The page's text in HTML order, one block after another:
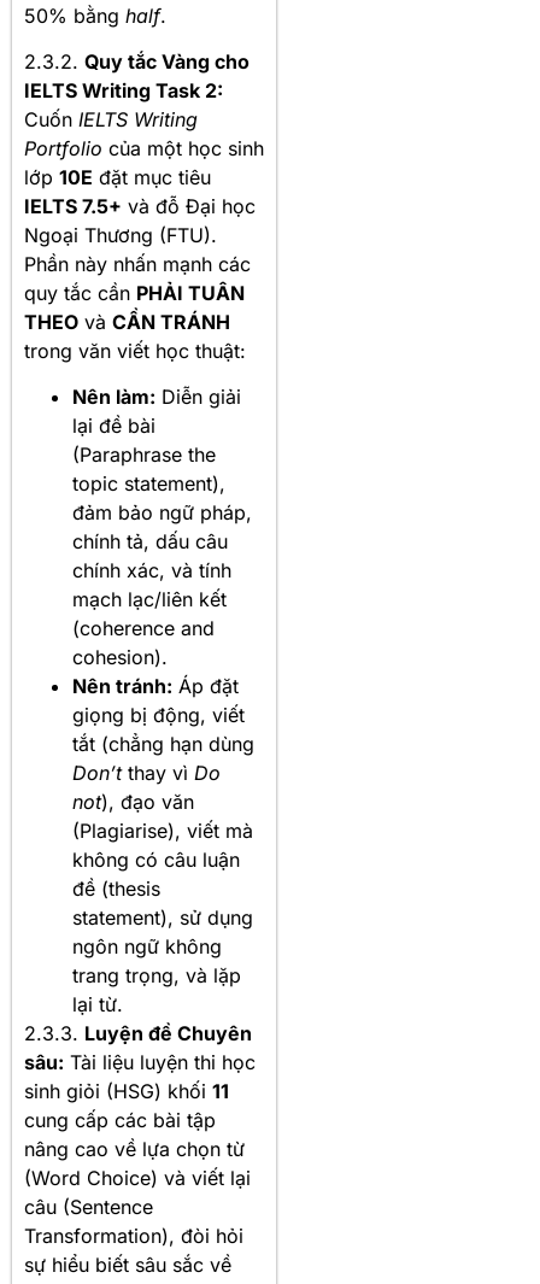
50% bằng half.
2.3.2. Quy tắc Vàng cho
IELTS Writing Task 2:
Cuốn IELTS Writing
Portfolio của một học sinh
lớp 10E đặt mục tiêu
IELTS 7.5+ và đỗ Đại học
Ngoại Thương (FTU).
Phần này nhấn mạnh các
quy tắc cần PHẢI TUÂN
THEO và CẦN TRÁNH
trong văn viết học thuật:
Nên làm: Diễn giải
lại đề bài
(Paraphrase the
topic statement),
đảm bảo ngữ pháp,
chính tả, dấu câu
chính xác, và tính
mạch lạc/liên kết
(coherence and
cohesion).
Nên tránh: Áp đặt
giọng bị động, viết
tắt (chẳng hạn dùng
Don’tthay vì Do
not), đạo văn
(Plagiarise), viết mà
không có câu luận
đề (thesis
statement), sử dụng
ngôn ngữ không
trang trọng, và lặp
lại từ.
2.3.3. Luyện đề Chuyên
sâu: Tài liệu luyện thi học
sinh giỏi (HSG) khối 11
cung cấp các bài tập
nâng cao về lựa chọn từ
(Word Choice) và viết lại
câu (Sentence
Transformation), đòi hỏi
sự hiểu biết sâu sắc về